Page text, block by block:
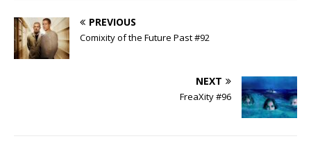
PREVIOUS
Comixity of the Future Past #92
NEXT
FreaXity #96